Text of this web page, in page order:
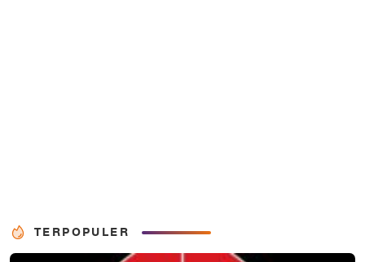
TERPOPULER